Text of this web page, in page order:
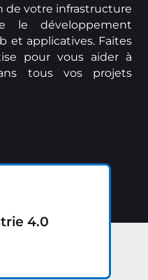
de votre infrastructure
le développement
et applicatives. Faites
pour vous aider à
tous vos projets
4.0